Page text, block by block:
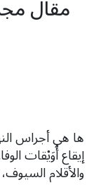
مقال
ها هي أجراس
إيقاع أُوَيْقات
والأقلام